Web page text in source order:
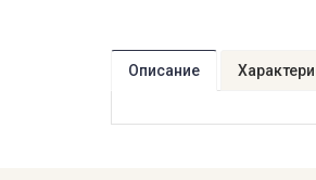
Описание